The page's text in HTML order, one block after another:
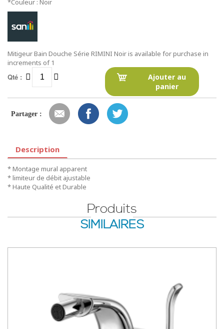
*Couleur : Noir
Mitigeur Bain Douche Série RIMINI Noir is available for purchase in
increments of 1
Qté :
Ajouter au
panier
Partager :
Description
* Montage mural apparent
* limiteur de débit ajustable
* Haute Qualité et Durable
Produits
SIMILAIRES